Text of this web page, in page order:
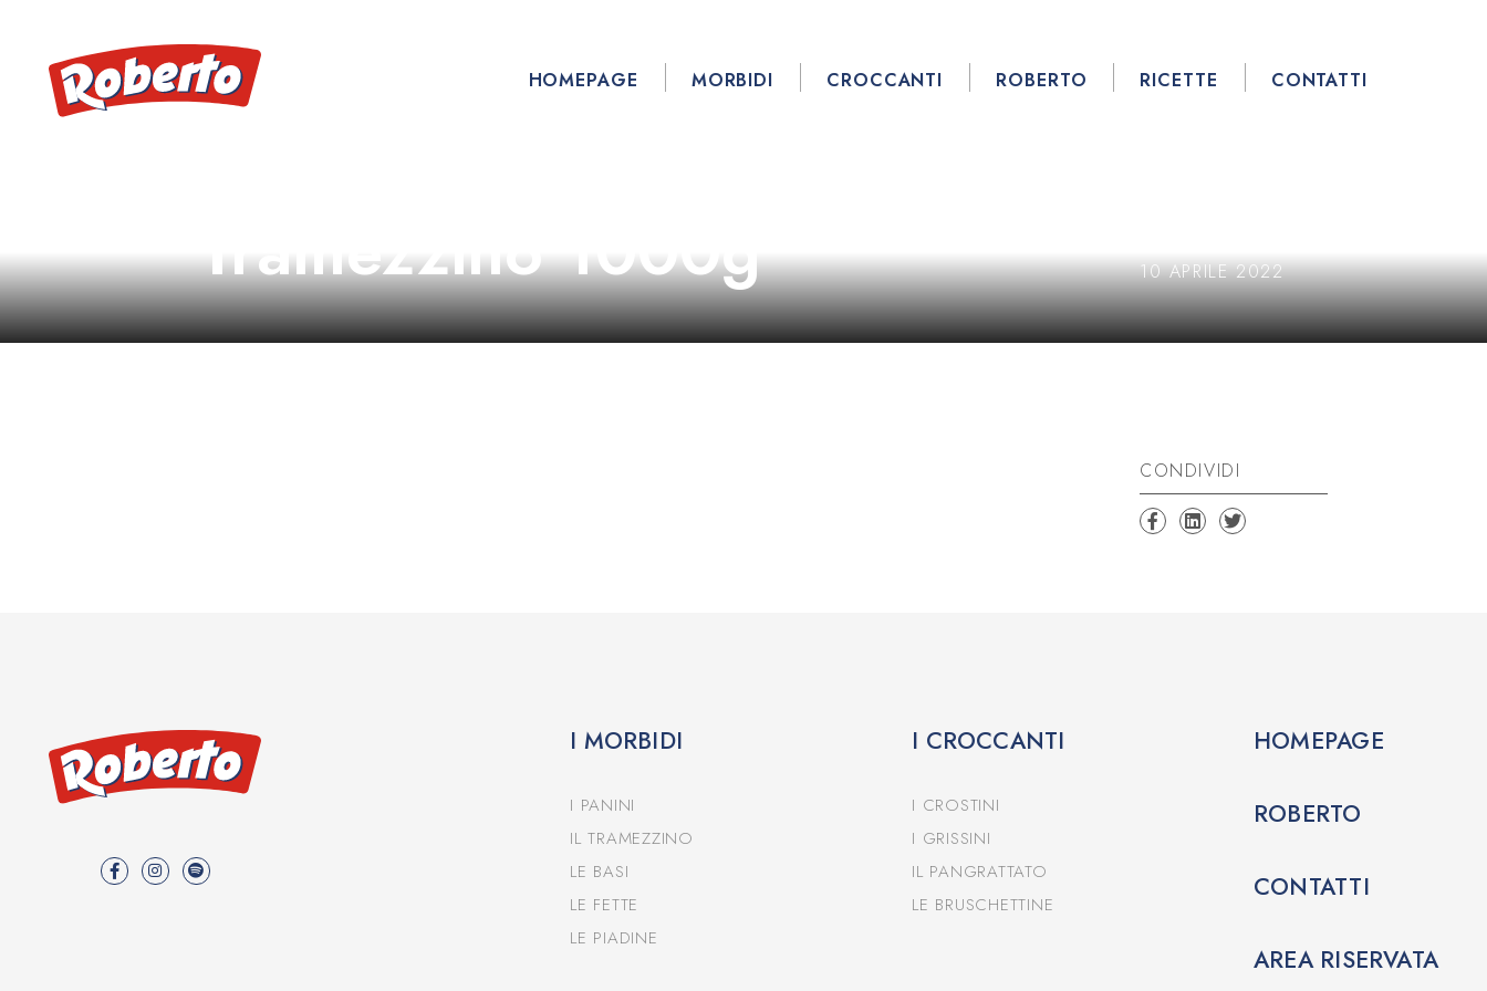
HOMEPAGE MORBIDI CROCCANTI ROBERTO RICETTE CONTATTI
Tramezzino 1000g 10 APRILE 2022
CONDIVIDI
I MORBIDI
I PANINI
IL TRAMEZZINO
LE BASI
LE FETTE
LE PIADINE
I CROCCANTI
I CROSTINI
I GRISSINI
IL PANGRATTATO
LE BRUSCHETTINE
HOMEPAGE
ROBERTO
CONTATTI
AREA RISERVATA